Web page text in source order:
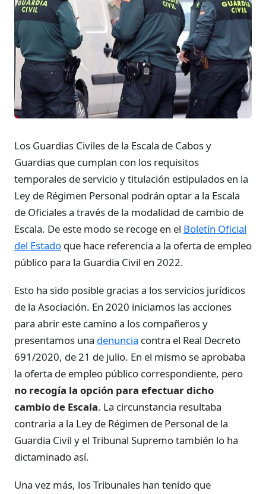
Los Guardias Civiles de la Escala de Cabos y
Guardias que cumplan con los requisitos
temporales de servicio y titulación estipulados en la
Ley de Régimen Personal podrán optar a la Escala
de Oficiales a través de la modalidad de cambio de
Escala. De este modo se recoge en el Boletín Oficial
del Estado que hace referencia a la oferta de empleo
público para la Guardia Civil en 2022.
Esto ha sido posible gracias a los servicios jurídicos
de la Asociación. En 2020 iniciamos las acciones
para abrir este camino a los compañeros y
presentamos una denuncia contra el Real Decreto
691/2020, de 21 de julio. En el mismo se aprobaba
la oferta de empleo público correspondiente, pero
no recogía la opción para efectuar dicho
cambio de Escala. La circunstancia resultaba
contraria a la Ley de Régimen de Personal de la
Guardia Civil y el Tribunal Supremo también lo ha
dictaminado así.
Una vez más, los Tribunales han tenido que